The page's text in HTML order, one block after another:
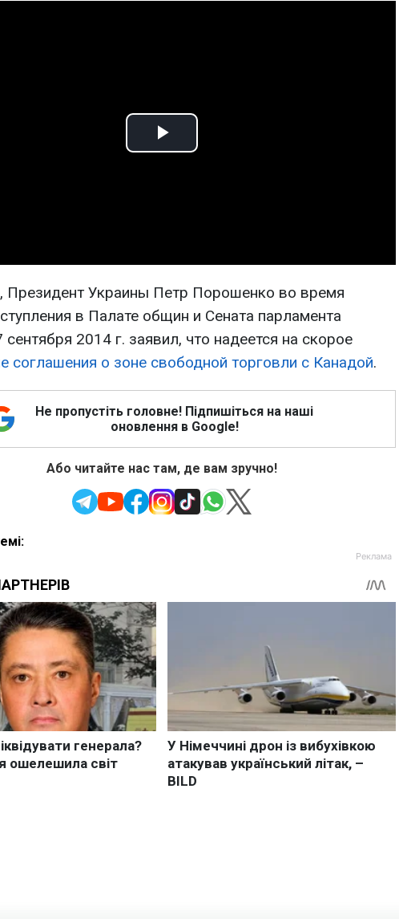
Play
Президент Украины Петр Порошенко во время
в Палате общин и Сената парламента
2014 г. заявил, что надеется на скорое
соглашения о зоне свободной торговли с Канадой.
Не пропустіть головне! Підпишіться на наші
оновлення в Google!
Або читайте нас там, де вам зручно!